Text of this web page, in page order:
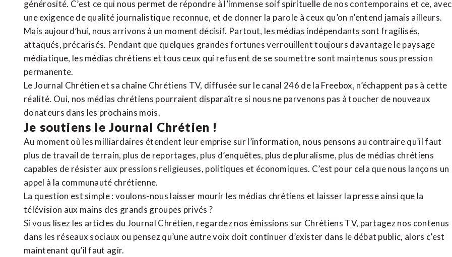
générosité. C’est ce qui nous permet de répondre à l’immense soif spirituelle de nos contemporains et ce, avec
une exigence de qualité journalistique reconnue, et de donner la parole à ceux qu’on n’entend jamais ailleurs.
Mais aujourd’hui, nous arrivons à un moment décisif. Partout, les médias indépendants sont fragilisés,
attaqués, précarisés. Pendant que quelques grandes fortunes verrouillent toujours davantage le paysage
médiatique, les médias chrétiens et tous ceux qui refusent de se soumettre sont maintenus sous pression
permanente.
Le Journal Chrétien et sa chaîne Chrétiens TV, diffusée sur le canal 246 de la Freebox, n’échappent pas à cette
réalité. Oui, nos médias chrétiens pourraient disparaître si nous ne parvenons pas à toucher de nouveaux
donateurs dans les prochains mois.
Je soutiens le Journal Chrétien !
Au moment où les milliardaires étendent leur emprise sur l’information, nous pensons au contraire qu’il faut
plus de travail de terrain, plus de reportages, plus d’enquêtes, plus de pluralisme, plus de médias chrétiens
capables de résister aux pressions religieuses, politiques et économiques. C’est pour cela que nous lançons un
appel à la communauté chrétienne.
La question est simple : voulons-nous laisser mourir les médias chrétiens et laisser la presse ainsi que la
télévision aux mains des grands groupes privés ?
Si vous lisez les articles du Journal Chrétien, regardez nos émissions sur Chrétiens TV, partagez nos contenus
dans les réseaux sociaux ou pensez qu’une autre voix doit continuer d’exister dans le débat public, alors c’est
maintenant qu’il faut agir.